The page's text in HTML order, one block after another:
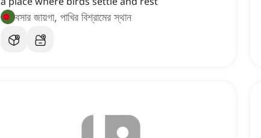
বসার জায়গা, পাখির বিশ্রামের স্থান